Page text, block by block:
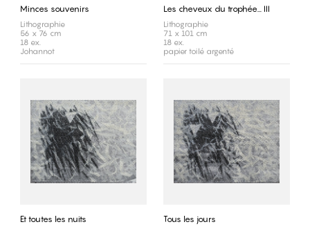
Minces souvenirs
Lithographie
56 x 76 cm
18 ex.
Johannot
Les cheveux du trophée... III
Lithographie
71 x 101 cm
18 ex.
papier toilé argenté
Et toutes les nuits Tous les jours